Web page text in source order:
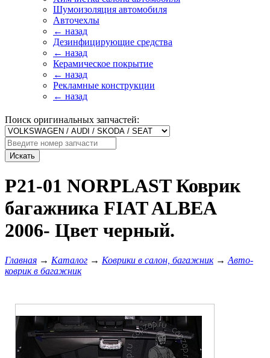
Шумоизоляция автомобиля
Авточехлы
← назад
Дезинфицирующие средства
← назад
Керамическое покрытие
← назад
Рекламные конструкции
← назад
Поиск оригинальных запчастей:
Искать
P21-01 NORPLAST Коврик
багажника FIAT ALBEA
2006- Цвет черный.
Главная → Каталог → Коврики в салон, багажник → Авто-
коврик в багажник